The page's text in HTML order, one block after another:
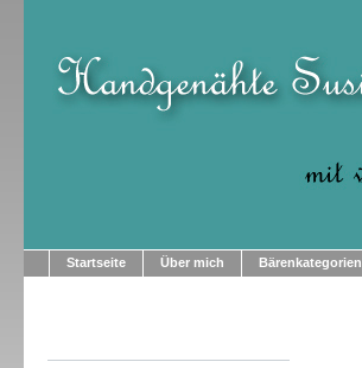
Startseite Über mich Bärenkategorien